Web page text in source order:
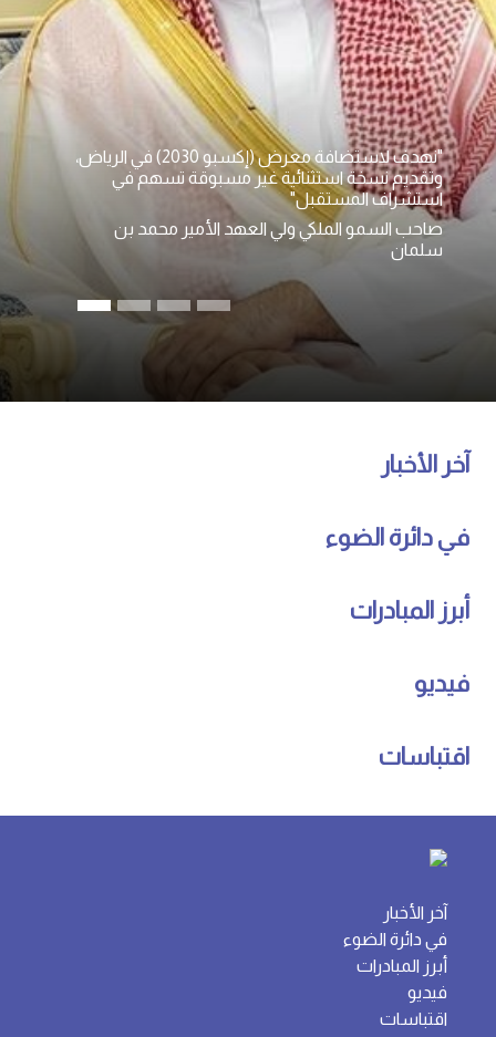
"نهدف لاستضافة معرض (إكسبو 2030) في الرياض،
وتقديم نسخة استثنائية غير مسبوقة تسهم في
استشراف المستقبل"
صاحب السمو الملكي ولي العهد الأمير محمد بن
سلمان
آخر الأخبار
في دائرة الضوء
أبرز المبادرات
فيديو
اقتباسات
آخر الأخبار
في دائرة الضوء
أبرز المبادرات
فيديو
اقتباسات